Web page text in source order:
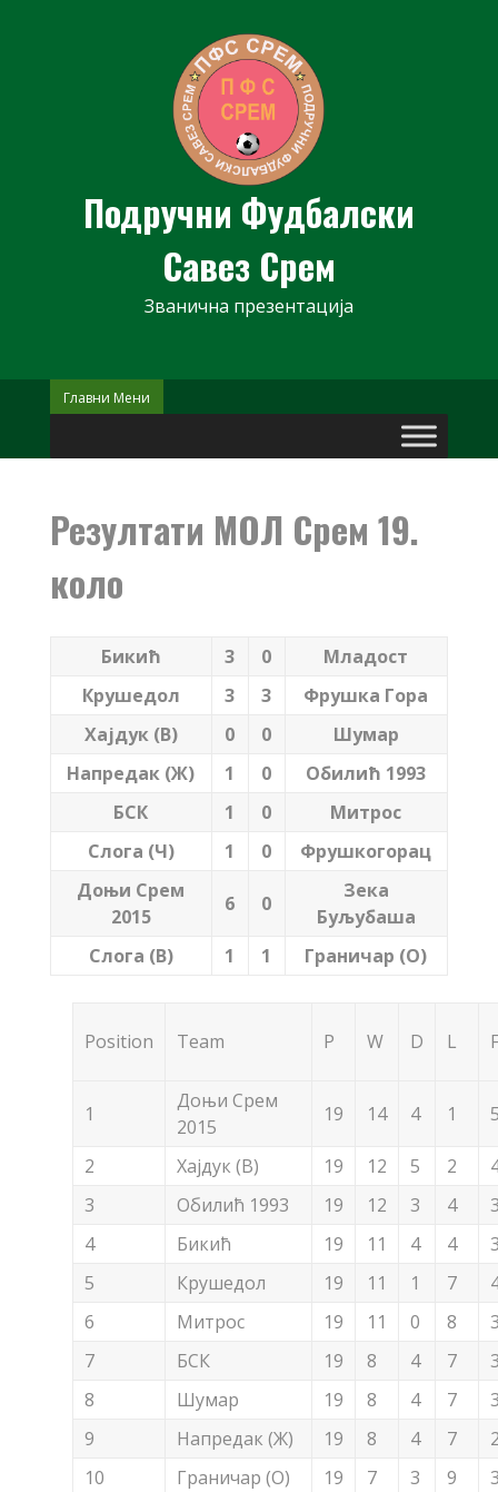
Подручни Фудбалски
Савез Срем
Званична презентација
Главни Мени
Резултати МОЛ Срем 19.
коло
Бикић 3 0
Младост
Крушедол
3 3
Фрушка Гора
Хајдук (В)
0 0
Шумар
Напредак (Ж)
1 0
Обилић 1993
БСК
1 0
Митрос
Слога (Ч)
1 0
Фрушкогорац
Доњи Срем
2015
6 0
Зека
Буљубаша
Слога (В)
1 1 Граничар (О)
Position Team P W D L F
1
Доњи Срем
2015
19 14 4 1
2 Хајдук (В) 19 12 5 2
3
Обилић 1993 19 12 3 4
4
Бикић 19 11 4 4
5
Крушедол 19 11 1 7
6
Митрос 19 11 0 8
7
БСК 19 8 4 7
8
Шумар 19 8 4 7
9
Напредак (Ж) 19 8 4 7
10
Граничар (О) 19 7 3 9